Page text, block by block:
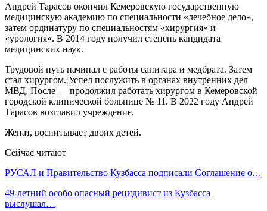
Андрей Тарасов окончил Кемеровскую государственную
медицинскую академию по специальности «лечебное дело»,
затем ординатуру по специальностям «хирургия» и
«урология». В 2014 году получил степень кандидата
медицинских наук.
Трудовой путь начинал с работы санитара и медбрата. Затем
стал хирургом. Успел послужить в органах внутренних дел
МВД. После — продолжил работать хирургом в Кемеровской
городской клинической больнице № 11. В 2022 году Андрей
Тарасов возглавил учреждение.
Женат, воспитывает двоих детей.
Сейчас читают
РУСАЛ и Правительство Кузбасса подписали Соглашение о…
49-летний особо опасный рецидивист из Кузбасса
выслушал…